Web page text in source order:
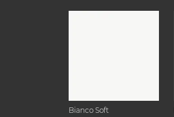
Bianco Soft